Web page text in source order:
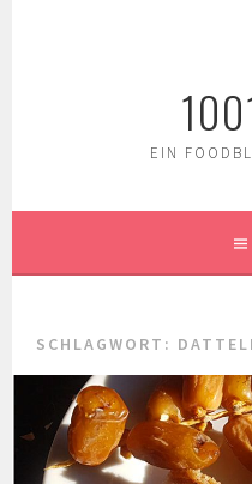
EIN
SCHLAGWORT: